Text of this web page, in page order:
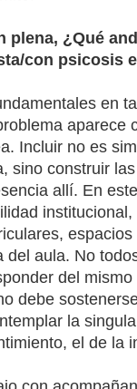
¿Qué
con psicosis
en
aparece
Incluir no es
sino construir
allí. En
aula. No
del
debe
la
el de la